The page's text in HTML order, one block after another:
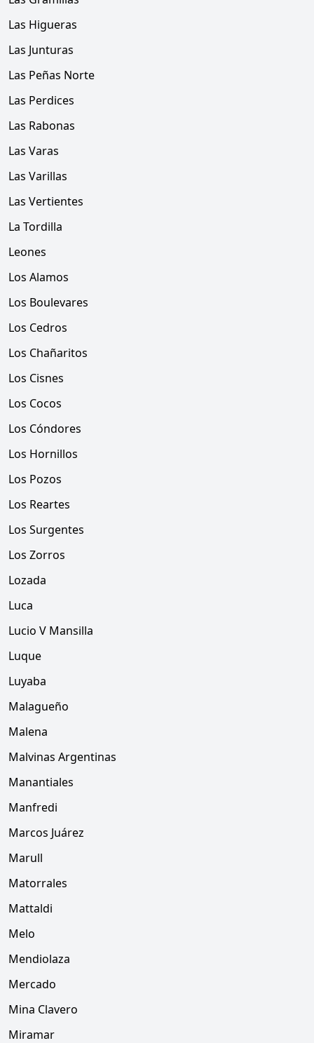
Las Higueras
Las Junturas
Las Peñas Norte
Las Perdices
Las Rabonas
Las Varas
Las Varillas
Las Vertientes
La Tordilla
Leones
Los Alamos
Los Boulevares
Los Cedros
Los Chañaritos
Los Cisnes
Los Cocos
Los Cóndores
Los Hornillos
Los Pozos
Los Reartes
Los Surgentes
Los Zorros
Lozada
Luca
Lucio V Mansilla
Luque
Luyaba
Malagueño
Malena
Malvinas Argentinas
Manantiales
Manfredi
Marcos Juárez
Marull
Matorrales
Mattaldi
Melo
Mendiolaza
Mercado
Mina Clavero
Miramar